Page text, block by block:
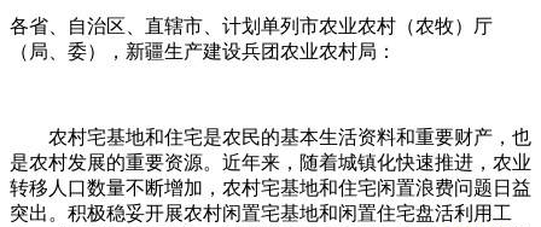
领导寄语
联系我们
委员会动态
乡村振兴
专家视角
人物访谈
会员服务
入会流程
入会说明
政策法规
国家政策
乡村振兴艺术团
各省、自治区、直辖市、计划单列市农业农村（农牧）厅
（局、委），新疆生产建设兵团农业农村局：
农村宅基地和住宅是农民的基本生活资料和重要财产，也
是农村发展的重要资源。近年来，随着城镇化快速推进，农业
转移人口数量不断增加，农村宅基地和住宅闲置浪费问题日益
突出。积极稳妥开展农村闲置宅基地和闲置住宅盘活利用工